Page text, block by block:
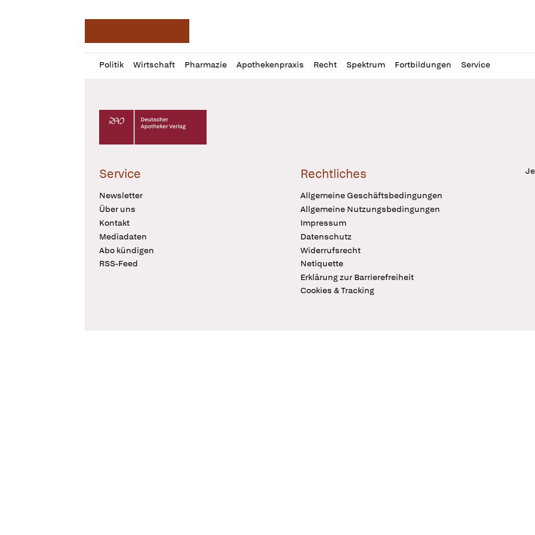
Politik Wirtschaft Pharmazie Apothekenpraxis Recht Spektrum Fortbildungen Service
Profil
öffnen
Daz
Pur
Deutscher Apotheker Verlag Logo
Service
Newsletter
Über uns
Kontakt
Mediadaten
Abo kündigen
RSS-Feed
Rechtliches
Allgemeine Geschäftsbedingungen
Allgemeine Nutzungsbedingungen
Impressum
Datenschutz
Widerrufsrecht
Netiquette
Erklärung zur Barrierefreiheit
Cookies & Tracking